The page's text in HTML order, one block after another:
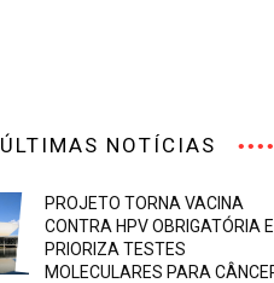
ÚLTIMAS NOTÍCIAS
PROJETO TORNA VACINA
CONTRA HPV OBRIGATÓRIA E
PRIORIZA TESTES
MOLECULARES PARA